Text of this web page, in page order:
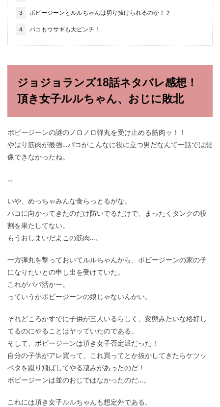
3 ボビージーンとルルちゃんは切り抜けられるのか！？
4 パコもウサギも大ピンチ！
ジョジョランズ18話ネタバレ感想！
頂き女子ルルちゃん、おじに敗北
ボビージーンの謎のノロノロ弾丸を受け止める筋肉ッ！！
やはり筋肉が最強…パコがこんなに役に立つ男だなんて一話では想
像できなかったね。
…
いや、めっちゃみんな食らっとるがな。
パコに向かってきたのだけ防いでるだけで、まったくタンクの役
割を果たしてない。
もうおしまいだよこの筋肉…。
一方弾丸を撃っておいてルルちゃんから、ボビージーンの家の子
になりたいとの申し出を受けていた。
これがパパ活かー。
っていうかボビージーンの娘じゃないんかい。
それどころかすでに子供が三人いるらしく、変態みたいな格好し
てるのにやることはヤッていたのである。
そして、ボビージーンは頂き女子否定派だった！
自分の子供がアレ買って、これ買ってとか抜かしてきたらケツッ
ペタを蹴り飛ばしてやる凄みがあったのだ！
ボビージーンは並のおじではなかったのだ…。
これには頂き女子ルルちゃんも想定外である。